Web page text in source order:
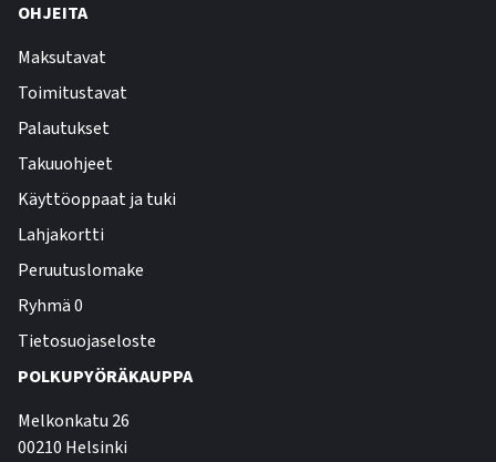
OHJEITA
Maksutavat
Toimitustavat
Palautukset
Takuuohjeet
Käyttöoppaat ja tuki
Lahjakortti
Peruutuslomake
Ryhmä 0
Tietosuojaseloste
POLKUPYÖRÄKAUPPA
Melkonkatu 26
00210 Helsinki